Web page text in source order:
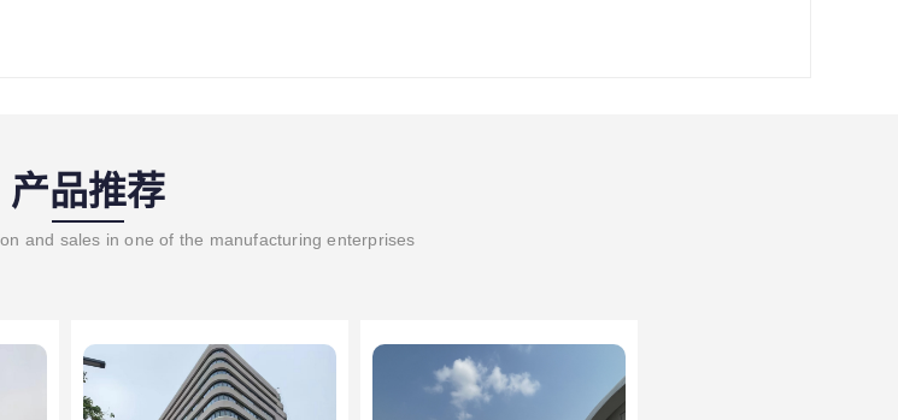
产品推荐
and sales in one of the manufacturing enterprises